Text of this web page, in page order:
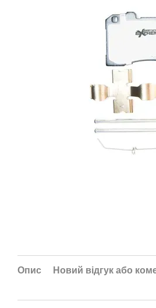
Опис Новий відгук або